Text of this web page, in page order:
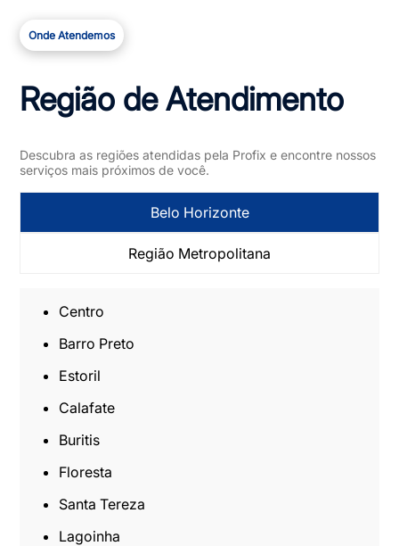
Onde Atendemos
Região de Atendimento
Descubra as regiões atendidas pela Profix e encontre nossos
serviços mais próximos de você.
Belo Horizonte
Região Metropolitana
Centro
Barro Preto
Estoril
Calafate
Buritis
Floresta
Santa Tereza
Lagoinha